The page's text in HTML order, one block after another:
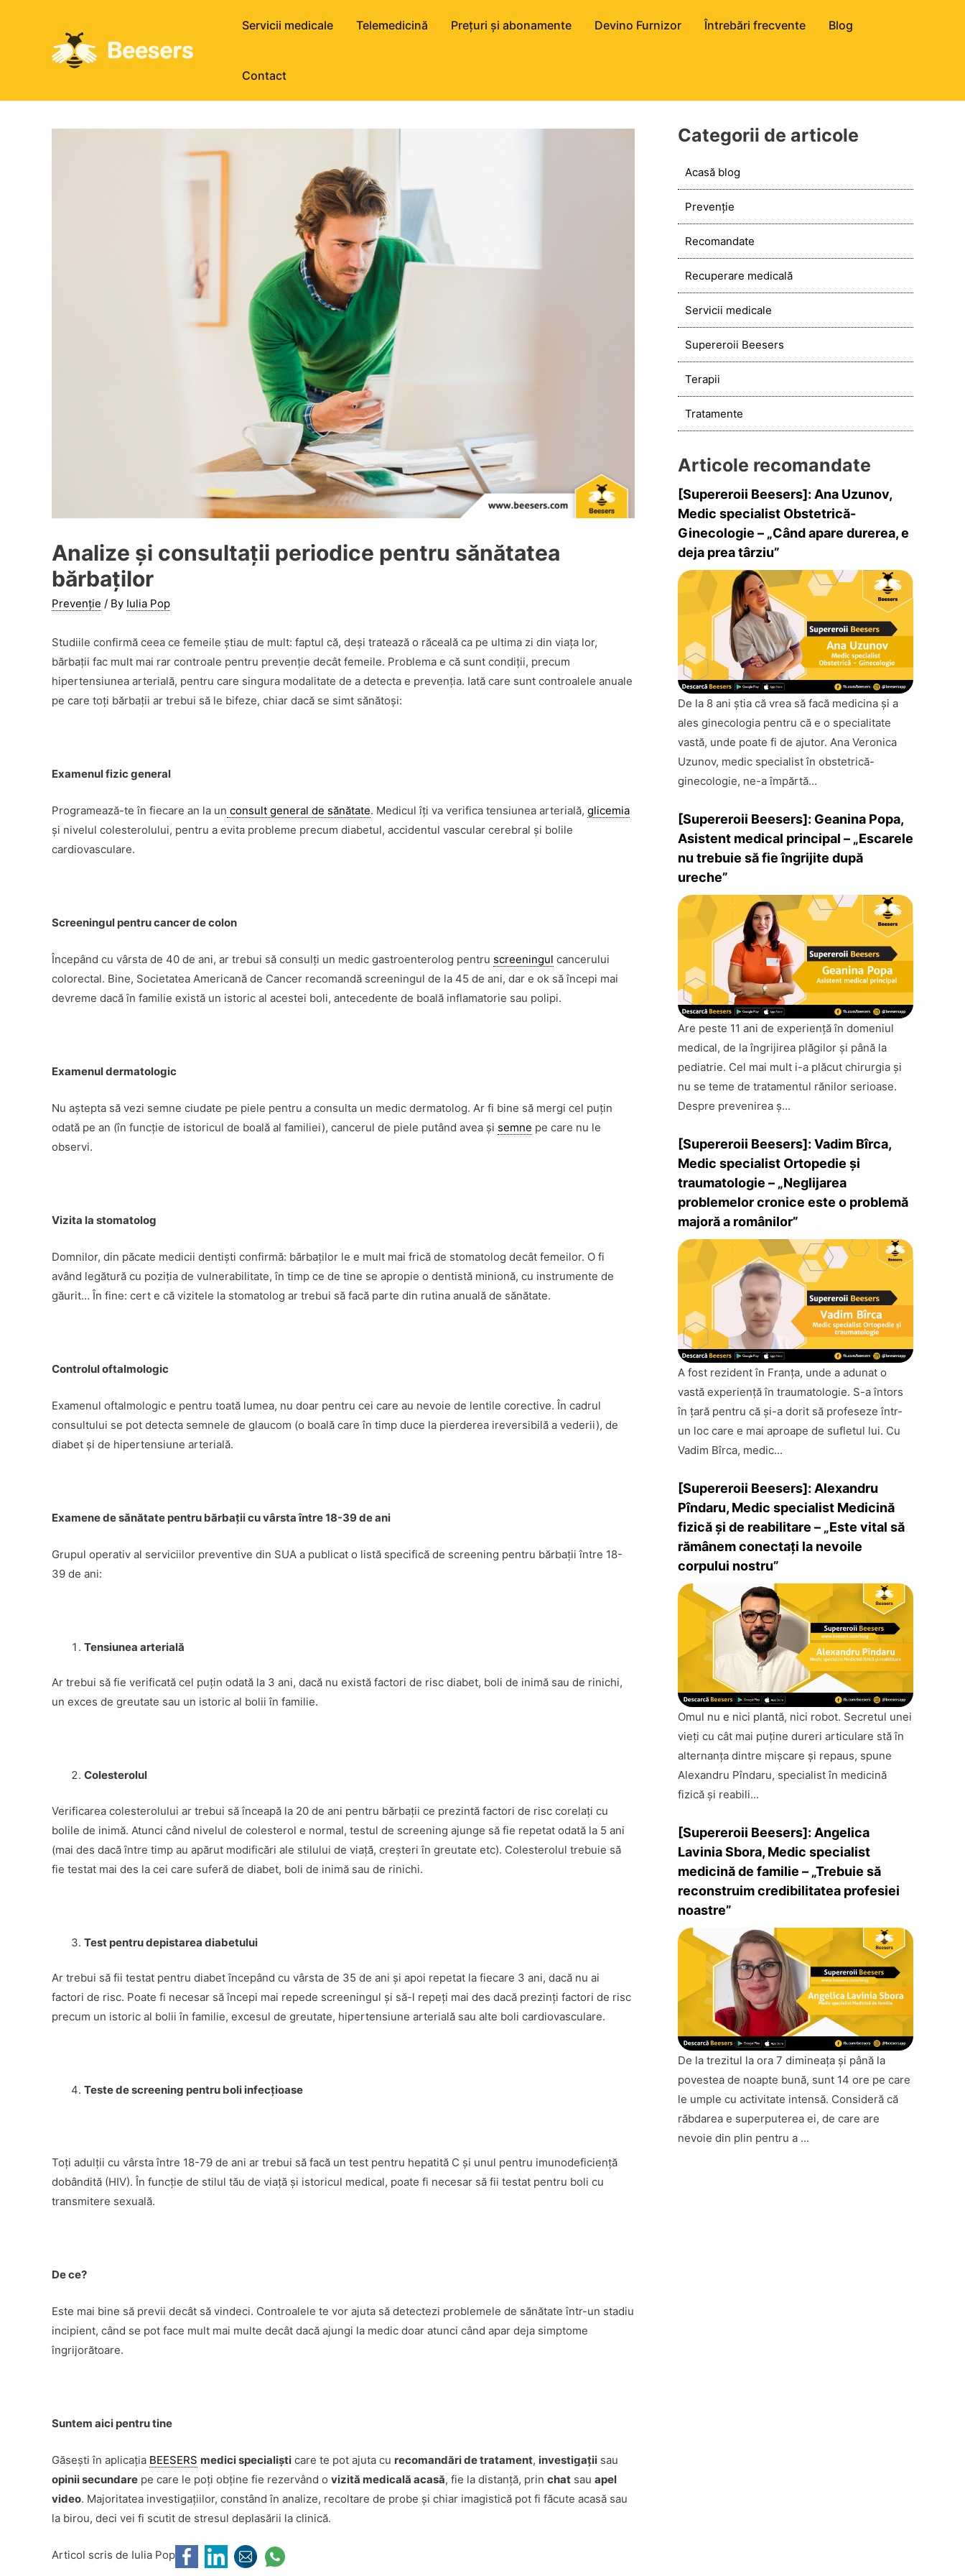
Servicii medicale Telemedicină Prețuri și abonamente Devino Furnizor Întrebări frecvente Blog
Contact
Analize și consultații periodice pentru sănătatea
bărbaților
Prevenție / By Iulia Pop
Studiile confirmă ceea ce femeile ştiau de mult: faptul că, deşi tratează o răceală ca pe ultima zi din viaţa lor,
bărbaţii fac mult mai rar controale pentru prevenţie decât femeile. Problema e că sunt condiţii, precum
hipertensiunea arterială, pentru care singura modalitate de a detecta e prevenţia. Iată care sunt controalele anuale
pe care toţi bărbaţii ar trebui să le bifeze, chiar dacă se simt sănătoşi:
Examenul fizic general
Programează-te în fiecare an la un consult general de sănătate. Medicul îţi va verifica tensiunea arterială, glicemia
şi nivelul colesterolului, pentru a evita probleme precum diabetul, accidentul vascular cerebral şi bolile
cardiovasculare.
Screeningul pentru cancer de colon
Începând cu vârsta de 40 de ani, ar trebui să consulţi un medic gastroenterolog pentru screeningul cancerului
colorectal. Bine, Societatea Americană de Cancer recomandă screeningul de la 45 de ani, dar e ok să începi mai
devreme dacă în familie există un istoric al acestei boli, antecedente de boală inflamatorie sau polipi.
Examenul dermatologic
Nu aştepta să vezi semne ciudate pe piele pentru a consulta un medic dermatolog. Ar fi bine să mergi cel puţin
odată pe an (în funcţie de istoricul de boală al familiei), cancerul de piele putând avea şi semne pe care nu le
observi.
Vizita la stomatolog
Domnilor, din păcate medicii dentişti confirmă: bărbaţilor le e mult mai frică de stomatolog decât femeilor. O fi
având legătură cu poziţia de vulnerabilitate, în timp ce de tine se apropie o dentistă minionă, cu instrumente de
găurit… În fine: cert e că vizitele la stomatolog ar trebui să facă parte din rutina anuală de sănătate.
Controlul oftalmologic
Examenul oftalmologic e pentru toată lumea, nu doar pentru cei care au nevoie de lentile corective. În cadrul
consultului se pot detecta semnele de glaucom (o boală care în timp duce la pierderea ireversibilă a vederii), de
diabet şi de hipertensiune arterială.
Examene de sănătate pentru bărbaţii cu vârsta între 18-39 de ani
Grupul operativ al serviciilor preventive din SUA a publicat o listă specifică de screening pentru bărbaţii între 18-
39 de ani:
Tensiunea arterială
Ar trebui să fie verificată cel puţin odată la 3 ani, dacă nu există factori de risc diabet, boli de inimă sau de rinichi,
un exces de greutate sau un istoric al bolii în familie.
Colesterolul
Verificarea colesterolului ar trebui să înceapă la 20 de ani pentru bărbaţii ce prezintă factori de risc corelaţi cu
bolile de inimă. Atunci când nivelul de colesterol e normal, testul de screening ajunge să fie repetat odată la 5 ani
(mai des dacă între timp au apărut modificări ale stilului de viaţă, creşteri în greutate etc). Colesterolul trebuie să
fie testat mai des la cei care suferă de diabet, boli de inimă sau de rinichi.
Test pentru depistarea diabetului
Ar trebui să fii testat pentru diabet începând cu vârsta de 35 de ani şi apoi repetat la fiecare 3 ani, dacă nu ai
factori de risc. Poate fi necesar să începi mai repede screeningul şi să-l repeţi mai des dacă prezinţi factori de risc
precum un istoric al bolii în familie, excesul de greutate, hipertensiune arterială sau alte boli cardiovasculare.
Teste de screening pentru boli infecţioase
Toţi adulţii cu vârsta între 18-79 de ani ar trebui să facă un test pentru hepatită C şi unul pentru imunodeficienţă
dobândită (HIV). În funcţie de stilul tău de viaţă şi istoricul medical, poate fi necesar să fii testat pentru boli cu
transmitere sexuală.
De ce?
Este mai bine să previi decât să vindeci. Controalele te vor ajuta să detectezi problemele de sănătate într-un stadiu
incipient, când se pot face mult mai multe decât dacă ajungi la medic doar atunci când apar deja simptome
îngrijorătoare.
Suntem aici pentru tine
Găsești în aplicația BEESERS medici specialiști care te pot ajuta cu recomandări de tratament, investigații sau
opinii secundare pe care le poți obține fie rezervând o vizită medicală acasă, fie la distanță, prin chat sau apel
video. Majoritatea investigațiilor, constând în analize, recoltare de probe și chiar imagistică pot fi făcute acasă sau
la birou, deci vei fi scutit de stresul deplasării la clinică.
Articol scris de Iulia Pop
Categorii de articole
Acasă blog
Prevenție
Recomandate
Recuperare medicală
Servicii medicale
Supereroii Beesers
Terapii
Tratamente
Articole recomandate
[Supereroii Beesers]: Ana Uzunov,
Medic specialist Obstetrică-
Ginecologie – „Când apare durerea, e
deja prea târziu”
De la 8 ani ştia că vrea să facă medicina și a
ales ginecologia pentru că e o specialitate
vastă, unde poate fi de ajutor. Ana Veronica
Uzunov, medic specialist în obstetrică-
ginecologie, ne-a împărtă...
[Supereroii Beesers]: Geanina Popa,
Asistent medical principal – „Escarele
nu trebuie să fie îngrijite după
ureche”
Are peste 11 ani de experienţă în domeniul
medical, de la îngrijirea plăgilor şi până la
pediatrie. Cel mai mult i-a plăcut chirurgia şi
nu se teme de tratamentul rănilor serioase.
Despre prevenirea ş...
[Supereroii Beesers]: Vadim Bîrca,
Medic specialist Ortopedie și
traumatologie – „Neglijarea
problemelor cronice este o problemă
majoră a românilor”
A fost rezident în Franţa, unde a adunat o
vastă experienţă în traumatologie. S-a întors
în ţară pentru că şi-a dorit să profeseze într-
un loc care e mai aproape de sufletul lui. Cu
Vadim Bîrca, medic...
[Supereroii Beesers]: Alexandru
Pîndaru, Medic specialist Medicină
fizică și de reabilitare – „Este vital să
rămânem conectaţi la nevoile
corpului nostru”
Omul nu e nici plantă, nici robot. Secretul unei
vieţi cu cât mai puţine dureri articulare stă în
alternanţa dintre mişcare şi repaus, spune
Alexandru Pîndaru, specialist în medicină
fizică şi reabili...
[Supereroii Beesers]: Angelica
Lavinia Sbora, Medic specialist
medicină de familie – „Trebuie să
reconstruim credibilitatea profesiei
noastre”
De la trezitul la ora 7 dimineaţa şi până la
povestea de noapte bună, sunt 14 ore pe care
le umple cu activitate intensă. Consideră că
răbdarea e superputerea ei, de care are
nevoie din plin pentru a ...